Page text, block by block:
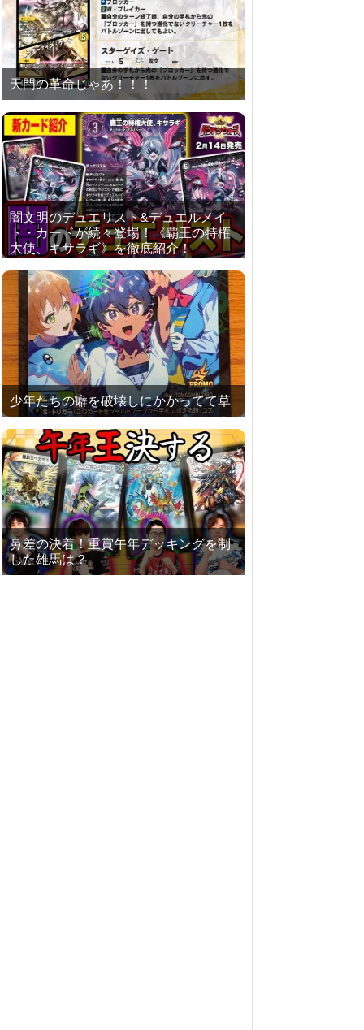
天門の革命じゃあ！！！
闇文明のデュエリスト&デュエルメイ
ト・カードが続々登場！《覇王の特権
大使、キサラギ》を徹底紹介！
少年たちの癖を破壊しにかかってて草
鼻差の決着！重賞午年デッキングを制
した雄馬は？